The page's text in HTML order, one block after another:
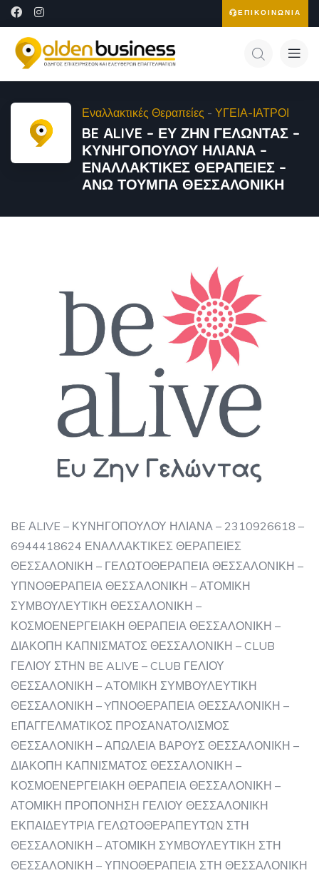
ΕΠΙΚΟΙΝΩΝΙΑ
Εναλλακτικές Θεραπείες - ΥΓΕΙΑ-ΙΑΤΡΟΙ
BE ΑLIVE – ΕΥ ΖΗΝ ΓΕΛΩΝΤΑΣ –
ΚΥΝΗΓΟΠΟΥΛΟΥ ΗΛΙΑΝΑ –
ΕΝΑΛΛΑΚΤΙΚΕΣ ΘΕΡΑΠΕΙΕΣ –
ΑΝΩ ΤΟΥΜΠΑ ΘΕΣΣΑΛΟΝΙΚΗ
BE ΑLIVE – ΚΥΝΗΓΟΠΟΥΛΟΥ ΗΛΙΑΝΑ – 2310926618 –
6944418624 ΕΝΑΛΛΑΚΤΙΚΕΣ ΘΕΡΑΠΕΙΕΣ
ΘΕΣΣΑΛΟΝΙΚΗ – ΓΕΛΩΤΟΘΕΡΑΠΕΙΑ ΘΕΣΣΑΛΟΝΙΚΗ –
ΥΠΝΟΘΕΡΑΠΕΙΑ ΘΕΣΣΑΛΟΝΙΚΗ – ΑΤΟΜΙΚΗ
ΣΥΜΒΟΥΛΕΥΤΙΚΗ ΘΕΣΣΑΛΟΝΙΚΗ –
ΚΟΣΜΟΕΝΕΡΓΕΙΑΚΗ ΘΕΡΑΠΕΙΑ ΘΕΣΣΑΛΟΝΙΚΗ –
ΔΙΑΚΟΠΗ ΚΑΠΝΙΣΜΑΤΟΣ ΘΕΣΣΑΛΟΝΙΚΗ – CLUB
ΓΕΛΙΟΥ ΣΤΗΝ BE ALIVE – CLUB ΓΕΛΙΟΥ
ΘΕΣΣΑΛΟΝΙΚΗ – AΤΟΜΙΚΗ ΣΥΜΒΟΥΛΕΥΤΙΚΗ
ΘΕΣΣΑΛΟΝΙΚΗ – YΠΝΟΘΕΡΑΠΕΙΑ ΘΕΣΣΑΛΟΝΙΚΗ –
EΠΑΓΓΕΛΜΑΤΙΚΟΣ ΠΡΟΣΑΝΑΤΟΛΙΣΜΟΣ
ΘΕΣΣΑΛΟΝΙΚΗ – ΑΠΩΛΕΙΑ ΒΑΡΟΥΣ ΘΕΣΣΑΛΟΝΙΚΗ –
ΔΙΑΚΟΠΗ ΚΑΠΝΙΣΜΑΤΟΣ ΘΕΣΣΑΛΟΝΙΚΗ –
ΚΟΣΜΟΕΝΕΡΓΕΙΑΚΗ ΘΕΡΑΠΕΙΑ ΘΕΣΣΑΛΟΝΙΚΗ –
ΑΤΟΜΙΚΗ ΠΡΟΠΟΝΗΣΗ ΓΕΛΙΟΥ ΘΕΣΣΑΛΟΝΙΚΗ
ΕΚΠΑΙΔΕΥΤΡΙΑ ΓΕΛΩΤΟΘΕΡΑΠΕΥΤΩΝ ΣΤΗ
ΘΕΣΣΑΛΟΝΙΚΗ – ΑΤΟΜΙΚΗ ΣΥΜΒΟΥΛΕΥΤΙΚΗ ΣΤΗ
ΘΕΣΣΑΛΟΝΙΚΗ – ΥΠΝΟΘΕΡΑΠΕΙΑ ΣΤΗ ΘΕΣΣΑΛΟΝΙΚΗ